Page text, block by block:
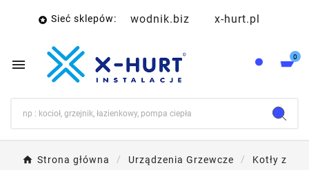
 Sieć sklepów: wodnik.biz x-hurt.pl
 0
Strona główna Urządzenia Grzewcze
Kotły z